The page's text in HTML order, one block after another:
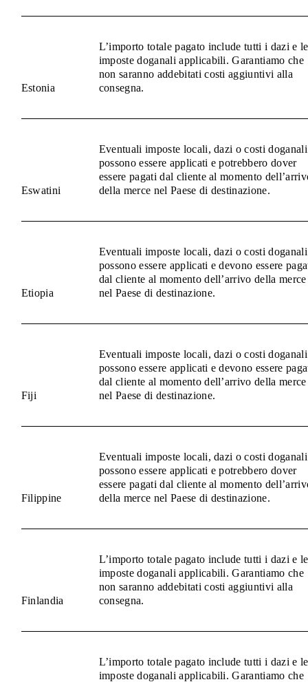
Estonia
L’importo totale pagato include tutti i dazi e le
imposte doganali applicabili. Garantiamo che
non saranno addebitati costi aggiuntivi alla
consegna.
Eswatini
Eventuali imposte locali, dazi o costi doganali
possono essere applicati e potrebbero dover
essere pagati dal cliente al momento
della merce nel Paese di destinazione.
Etiopia
Eventuali imposte locali, dazi o costi doganali
possono essere applicati e devono essere
dal cliente al momento dell’arrivo della merce
nel Paese di destinazione.
Fiji
Eventuali imposte locali, dazi o costi doganali
possono essere applicati e devono essere
dal cliente al momento dell’arrivo della merce
nel Paese di destinazione.
Filippine
Eventuali imposte locali, dazi o costi doganali
possono essere applicati e potrebbero dover
essere pagati dal cliente al momento
della merce nel Paese di destinazione.
Finlandia
L’importo totale pagato include tutti i dazi e le
imposte doganali applicabili. Garantiamo che
non saranno addebitati costi aggiuntivi alla
consegna.
L’importo totale pagato include tutti i dazi e le
imposte doganali applicabili. Garantiamo che